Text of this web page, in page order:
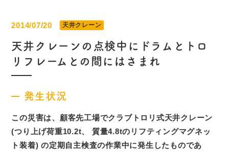
2014/07/20 天井クレーン
天井クレーンの点検中にドラムとトロ
リフレームとの間にはさまれ
発生状況
この災害は、顧客先工場でクラブトロリ式天井クレーン
(つり上げ荷重10.2t、 質量4.8tのリフティングマグネッ
ト装着) の定期自主検査の作業中に発生したものであ